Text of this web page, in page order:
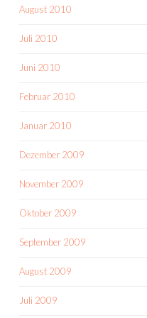
August 2010
Juli 2010
Juni 2010
Februar 2010
Januar 2010
Dezember 2009
November 2009
Oktober 2009
September 2009
August 2009
Juli 2009